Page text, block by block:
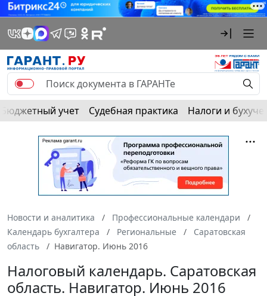
Бюджетный учет Судебная практика Налоги и
Новости и аналитика
Профессиональные календари
Календарь бухгалтера
Региональные
Саратовская
область
Навигатор. Июнь 2016
Налоговый календарь. Саратовская
область. Навигатор. Июнь 2016